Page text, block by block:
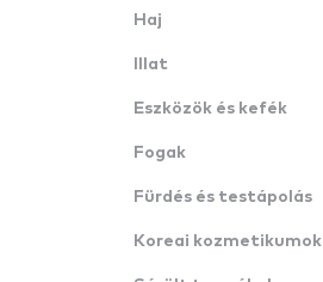
Haj
Illat
Eszközök és kefék
Fogak
Fürdés és testápolás
Koreai kozmetikumok